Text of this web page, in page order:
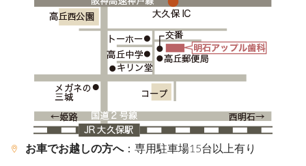
お車でお越しの方へ：専用駐車場15台以上有り